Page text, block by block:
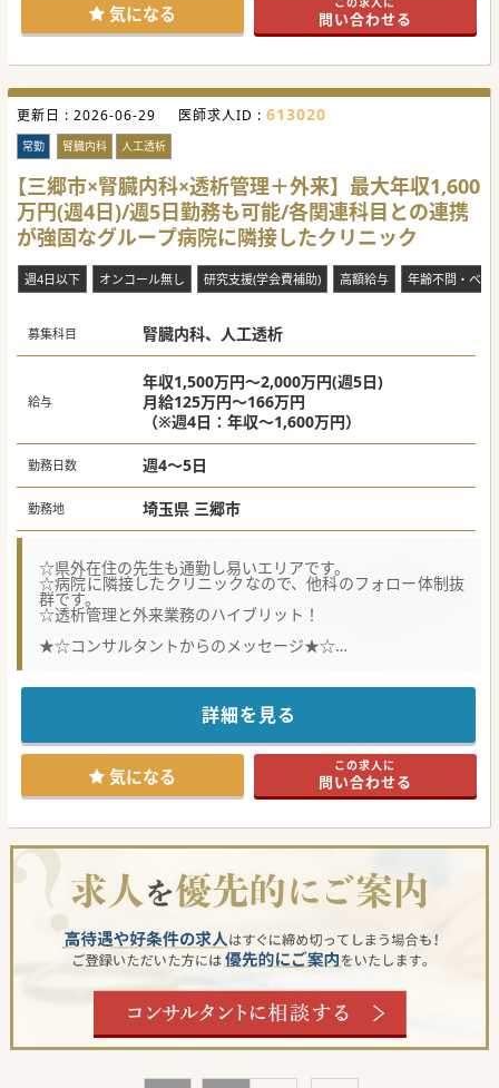
#秋入職可気になる 問い合わせる
更新日 : 2026-06-29 医師求人ID : 613020
常勤 腎臓内科 人工透析
【三郷市×腎臓内科×透析管理＋外来】最大年収1,600
万円(週4日)/週5日勤務も可能/各関連科目との連携
が強固なグループ病院に隣接したクリニック
週4日以下 オンコール無し 研究支援(学会費補助) 高額給与 年齢不問・ベテ
募集科目 腎臓内科、人工透析
給与
年収1,500万円～2,000万円(週5日)
月給125万円～166万円
（※週4日：年収～1,600万円）
勤務日数 週4～5日
勤務地 埼玉県 三郷市
☆県外在住の先生も通勤し易いエリアです。
☆病院に隣接したクリニックなので、他科のフォロー体制抜
群です。
☆透析管理と外来業務のハイブリット！
★☆コンサルタントからのメッセージ★☆
県外からもアクセスし易いエリアです。
で、
通勤は非常に快適です。もちろん車通勤も可能。
外来数はそれほど多くないので、患者様お一人ずつ丁寧に診
察できます。
スタッフ間のチームワークも非常に良好です。まずは、お気
軽にお問合せください。
#年度内入職可 #秋入職可
詳細を見る
気になる この求人に
問い合わせる